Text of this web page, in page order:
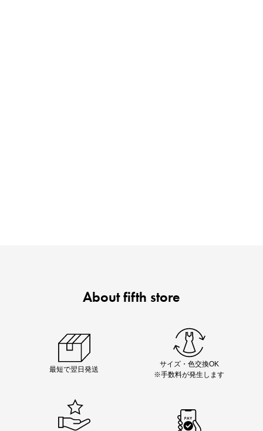
夏服まとめて手に入れるなら今
About fifth store
最短で翌日発送
サイズ・色交換OK
※手数料が発生します